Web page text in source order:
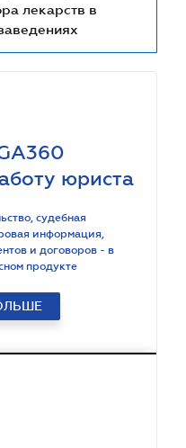
лекарств в
юриста
судебная
информация,
и договоров - в
продукте